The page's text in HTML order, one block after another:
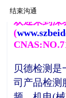
结束沟通
欢 迎来到深
(
贝德检测是
司产品检测